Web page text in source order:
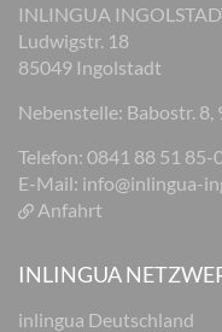
INLINGUA
Ludwigstr. 18
85049 Ingolstadt
Nebenstelle: Babostr.
Telefon: 0841 88 51 85-
E-Mail: info@inlingua-
Anfahrt
INLINGUA
inlingua Deutschland